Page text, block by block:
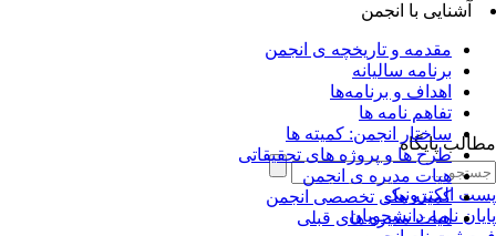
آشنایی با انجمن
مقدمه و تاریخچه ی انجمن
برنامه سالیانه
اهداف و برنامه‌ها
تفاهم نامه ها
ساختار انجمن: کمیته ها
طرح ها و پروژه های تحقیقاتی
هیات مدیره ی انجمن
کمیته های تخصصی انجمن
هیات مدیره های قبلی
پایگاه
الکترونیک
نامه دانشجویان